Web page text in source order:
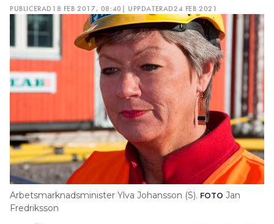
PUBLICERAD 18 FEB 2017, 08:40 | UPPDATERAD24 FEB 2021
Arbetsmarknadsminister Ylva Johansson (S). FOTO Jan
Fredriksson